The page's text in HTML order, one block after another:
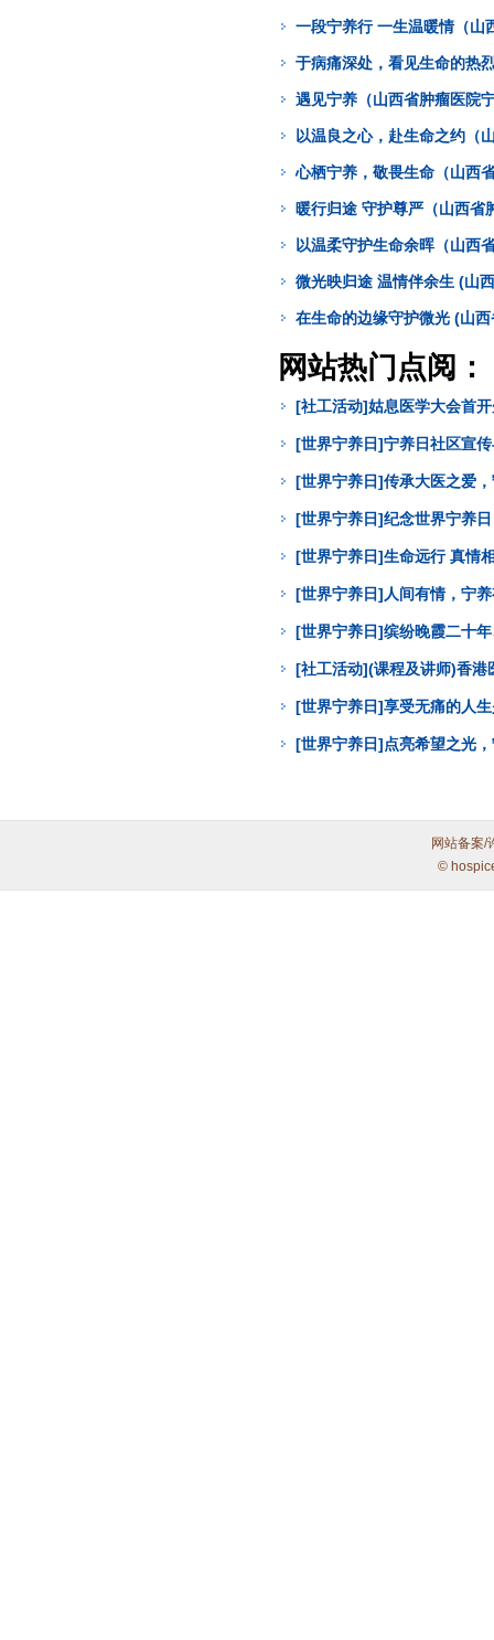
一段宁养行 一生温暖情（山
于病痛深处，看见生命的热
遇见宁养（山西省肿瘤医院
以温良之心，赴生命之约（
心栖宁养，敬畏生命（山西
暖行归途 守护尊严（山西省
以温柔守护生命余晖（山西
微光映归途 温情伴余生 (山
在生命的边缘守护微光 (山
网站热门点阅：
[社工活动]姑息医学大会首
[世界宁养日]宁养日社区宣
[世界宁养日]传承大医之爱
[世界宁养日]纪念世界宁养
[世界宁养日]生命远行 真情
[世界宁养日]人间有情，宁
[世界宁养日]缤纷晚霞二十
[社工活动](课程及讲师)香
[世界宁养日]享受无痛的人
[世界宁养日]点亮希望之光
网站备案/
©